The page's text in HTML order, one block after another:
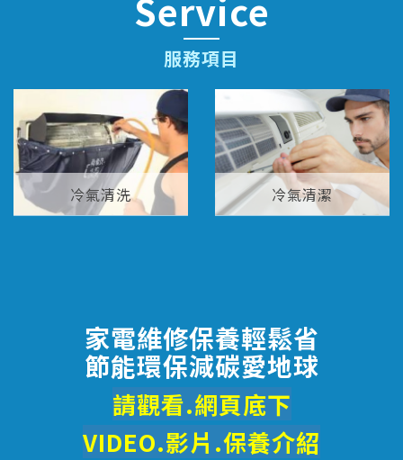
Service
服務項目
冷氣清洗 冷氣清潔
家電維修保養輕鬆省
節能環保減碳愛地球
請觀看.網頁底下
VIDEO.影片.保養介紹